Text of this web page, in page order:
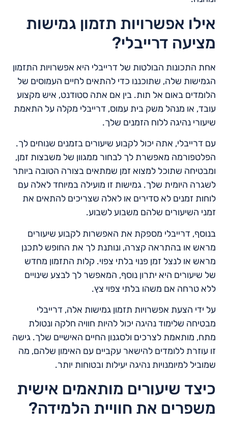
אילו אפשרויות תזמון גמישות
מציעה דרייבלי?
אחת התכונות הבולטות של דרייבלי היא אפשרויות התזמון
הגמישות שלה, שתוכננו כדי להתאים לחיים העמוסים של
הלומדים באום אל תות. בין אם אתה סטודנט, איש מקצוע
עובד, או מנהל משק בית עמוס, דרייבלי מקלה על התאמת
שיעורי נהיגה ללוח הזמנים שלך.
עם דרייבלי, אתה יכול לקבוע שיעורים בזמנים שנוחים לך.
הפלטפורמה מאפשרת לך לבחור ממגוון של משבצות זמן,
ומבטיחה שתוכל למצוא זמן שמתאים בצורה הטובה ביותר
לשגרה היומית שלך. גמישות זו מועילה במיוחד לאלה עם
לוחות זמנים לא סדירים או לאלה שצריכים להתאים את
זמני השיעורים שלהם משבוע לשבוע.
בנוסף, דרייבלי מספקת את האפשרות לקבוע שיעורים
מראש או בהתראה קצרה, ונותנת לך את החופש לתכנן
מראש או לנצל זמן פנוי בלתי צפוי. קלות התזמון מחדש
של שיעורים היא יתרון נוסף, המאפשר לך לבצע שינויים
ללא טרחה אם משהו בלתי צפוי צץ.
על ידי הצעת אפשרויות תזמון גמישות אלה, דרייבלי
מבטיחה שלימוד נהיגה יכול להיות חוויה חלקה ונטולת
מתח, מותאמת לצרכים ולסגנון החיים האישיים שלך. גישה
זו עוזרת ללומדים להישאר עקביים עם האימון שלהם, מה
שמוביל למיומנויות נהיגה יעילות ובטוחות יותר.
כיצד שיעורים מותאמים אישית
משפרים את חוויית הלמידה?